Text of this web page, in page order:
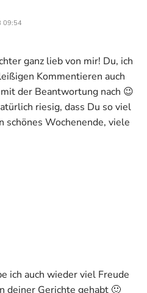
09:54
ganz lieb von mir! Du, ich
Kommentieren auch
der Beantwortung nach 😉
riesig, dass Du so viel
schönes Wochenende, viele
ich auch wieder viel Freude
deiner Gerichte gehabt 🙂